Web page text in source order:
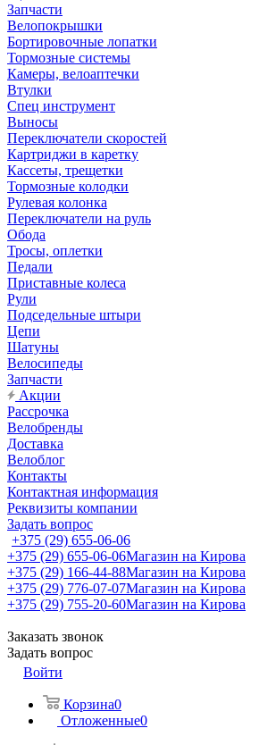
Запчасти
Велопокрышки
Бортировочные лопатки
Тормозные системы
Камеры, велоаптечки
Втулки
Спец инструмент
Выносы
Переключатели скоростей
Картриджи в каретку
Кассеты, трещетки
Тормозные колодки
Рулевая колонка
Переключатели на руль
Обода
Тросы, оплетки
Педали
Приставные колеса
Рули
Подседельные штыри
Цепи
Шатуны
Велосипеды
Запчасти
Акции
Рассрочка
Велобренды
Доставка
Велоблог
Контакты
Контактная информация
Реквизиты компании
Задать вопрос
+375 (29) 655-06-06
+375 (29) 655-06-06Магазин на Кирова
+375 (29) 166-44-88Магазин на Кирова
+375 (29) 776-07-07Магазин на Кирова
+375 (29) 755-20-60Магазин на Кирова
Заказать звонок
Задать вопрос
Войти
Корзина0
Отложенные0